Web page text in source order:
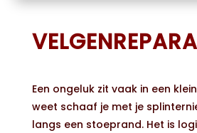
Een ongeluk zit vaak in een
weet schaaf je met je
langs een stoeprand. Het is